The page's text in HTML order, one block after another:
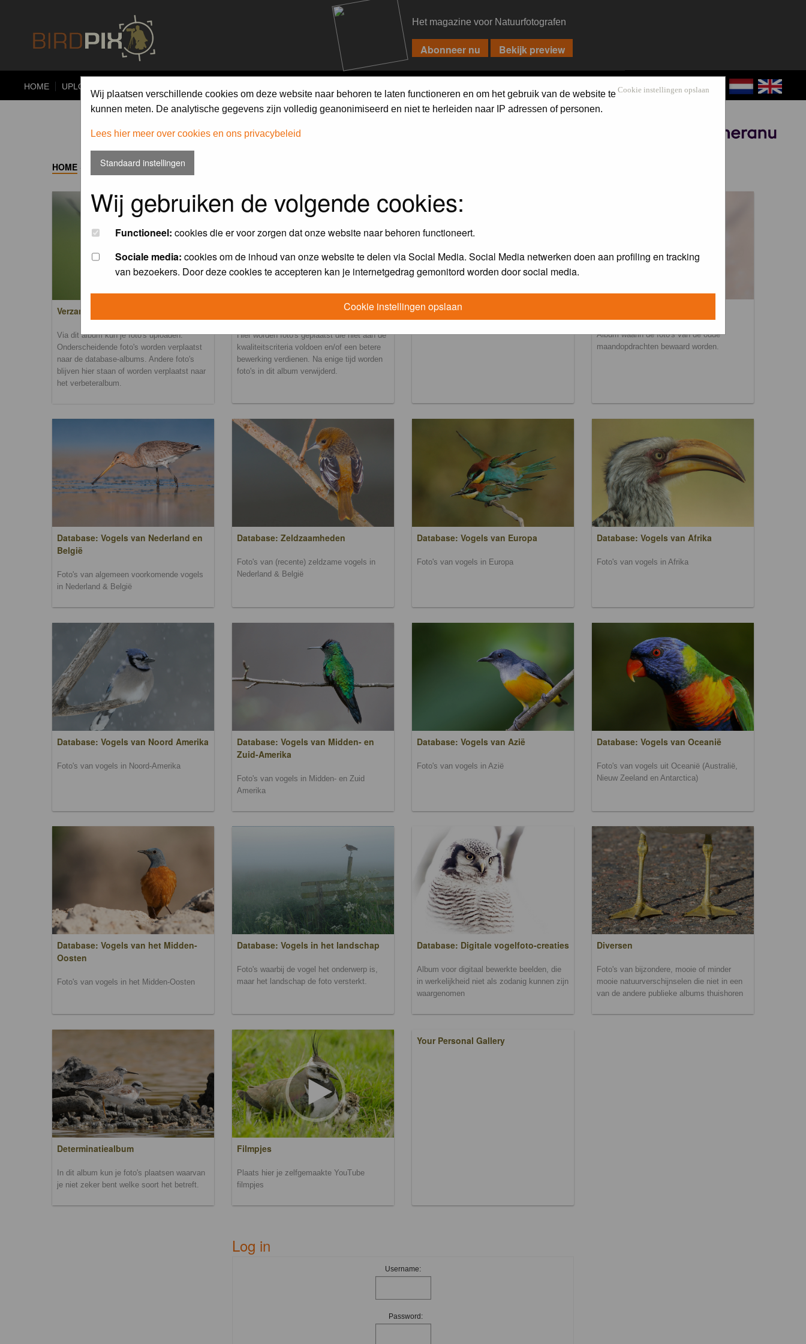
Het magazine voor Natuurfotografen
HOME UPLOAD Cookie instellingen opslaan
Wij plaatsen verschillende cookies om deze website naar behoren te laten functioneren en om het gebruik van de website te
kunnen meten. De analytische gegevens zijn volledig geanonimiseerd en niet te herleiden naar IP adressen of personen.
Lees hier meer over cookies en ons privacybeleid
Standaard instellingen
Wij gebruiken de volgende cookies:
Functioneel: cookies die er voor zorgen dat onze website naar behoren functioneert.
Sociale media: cookies om de inhoud van onze website te delen via Social Media. Social Media netwerken doen aan profiling en tracking
van bezoekers. Door deze cookies te accepteren kan je internetgedrag gemonitord worden door social media.
Cookie instellingen opslaan
HOME -> ALBUM
Verzamel- en uploadalbum
Via dit album kun je foto's uploaden.
Onderscheidende foto's worden verplaatst
naar de database-albums. Andere foto's
blijven hier staan of worden verplaatst naar
het verbeteralbum.
Hier worden foto's geplaatst die niet aan de
kwaliteitscriteria voldoen en/of een betere
bewerking verdienen. Na enige tijd worden
foto's in dit album verwijderd.
Maandopdracht
maandopdracht.
Album waarin de foto's van de oude
maandopdrachten bewaard worden.
Database: Vogels van Nederland en
België
Foto's van algemeen voorkomende vogels
in Nederland & België
Database: Zeldzaamheden
Foto's van (recente) zeldzame vogels in
Nederland & België
Database: Vogels van Europa
Foto's van vogels in Europa
Database: Vogels van Afrika
Foto's van vogels in Afrika
Database: Vogels van Noord Amerika
Foto's van vogels in Noord-Amerika
Database: Vogels van Midden- en
Zuid-Amerika
Foto's van vogels in Midden- en Zuid
Amerika
Database: Vogels van Azië
Foto's van vogels in Azië
Database: Vogels van Oceanië
Foto's van vogels uit Oceanië (Australië,
Nieuw Zeeland en Antarctica)
Database: Vogels van het Midden-
Oosten
Foto's van vogels in het Midden-Oosten
Database: Vogels in het landschap
Foto's waarbij de vogel het onderwerp is,
maar het landschap de foto versterkt.
Database: Digitale vogelfoto-creaties
Album voor digitaal bewerkte beelden, die
in werkelijkheid niet als zodanig kunnen zijn
waargenomen
Diversen
Foto's van bijzondere, mooie of minder
mooie natuurverschijnselen die niet in een
van de andere publieke albums thuishoren
Determinatiealbum
In dit album kun je foto's plaatsen waarvan
je niet zeker bent welke soort het betreft.
Filmpjes
Plaats hier je zelfgemaakte YouTube
filmpjes
Your Personal Gallery
Log in
Username:
Password: